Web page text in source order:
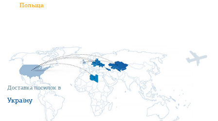
Доставка посилок в
Україну
Польща